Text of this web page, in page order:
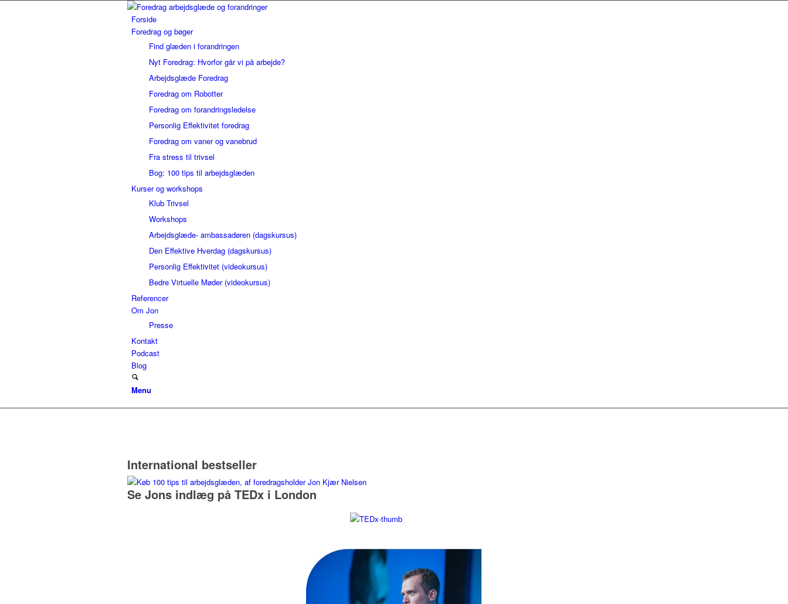
Forside
Foredrag og bøger
Find glæden i forandringen
Nyt Foredrag: Hvorfor går vi på arbejde?
Arbejdsglæde Foredrag
Foredrag om Robotter
Foredrag om forandringsledelse
Personlig Effektivitet foredrag
Foredrag om vaner og vanebrud
Fra stress til trivsel
Bog: 100 tips til arbejdsglæden
Kurser og workshops
Klub Trivsel
Workshops
Arbejdsglæde- ambassadøren (dagskursus)
Den Effektive Hverdag (dagskursus)
Personlig Effektivitet (videokursus)
Bedre Virtuelle Møder (videokursus)
Referencer
Om Jon
Presse
Kontakt
Podcast
Blog
Menu
International bestseller
Se Jons indlæg på TEDx i London